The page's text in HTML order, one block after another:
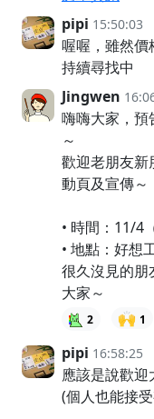
pipi 15:50:03
喔喔，雖然價
持續尋找中
Jingwen
嗨嗨大家，
～
歡迎老朋友新
動頁及宣傳～
• 時間：11/4
• 地點：好想
很久沒見的朋
大家～
2 🙌 1
pipi 16:58:25
應該是說歡迎
(個人也能接